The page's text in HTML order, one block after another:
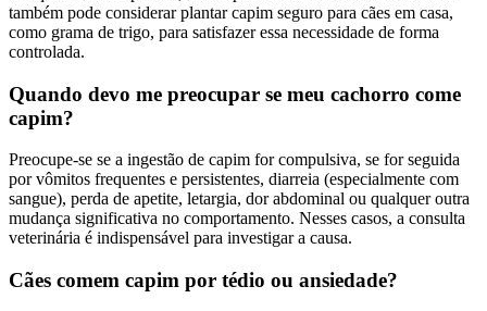
também pode considerar plantar capim seguro para cães em casa,
como grama de trigo, para satisfazer essa necessidade de forma
controlada.
Quando devo me preocupar se meu cachorro come
capim?
Preocupe-se se a ingestão de capim for compulsiva, se for seguida
por vômitos frequentes e persistentes, diarreia (especialmente com
sangue), perda de apetite, letargia, dor abdominal ou qualquer outra
mudança significativa no comportamento. Nesses casos, a consulta
veterinária é indispensável para investigar a causa.
Cães comem capim por tédio ou ansiedade?